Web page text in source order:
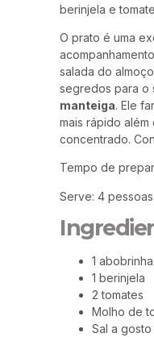
berinjela e
O prato é uma
salada do
segredos para o
manteiga. Ele
mais rápido
concentrado.
Tempo de
Serve: 4 pessoas
1 abobrinha
1 berinjela
2 tomates
Molho de
Sal a gosto